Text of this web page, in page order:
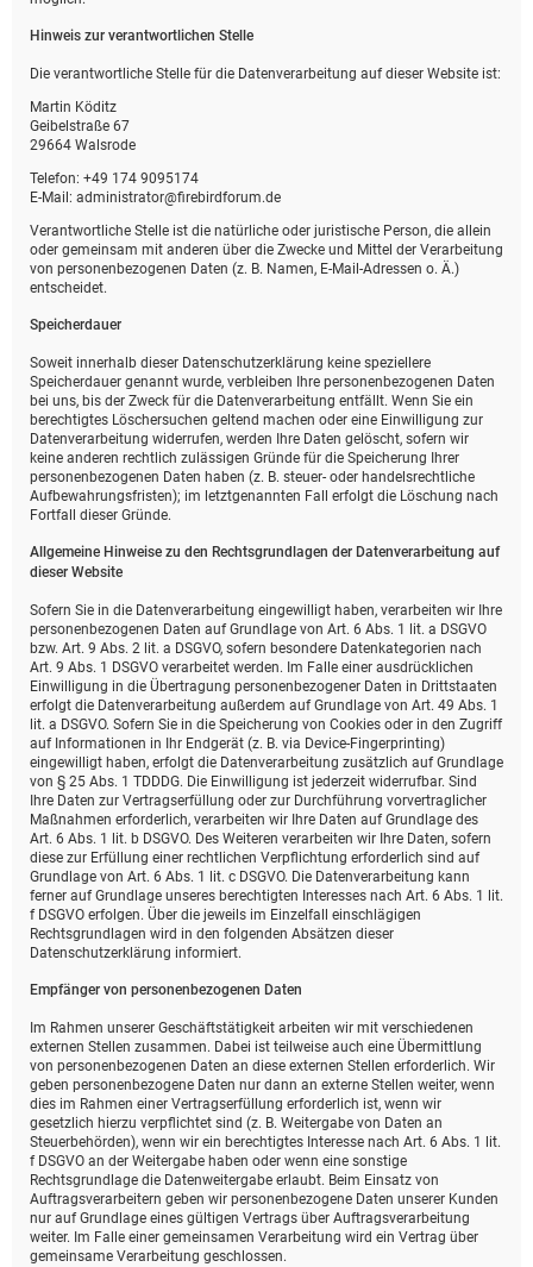
Hinweis zur verantwortlichen Stelle
Die verantwortliche Stelle für die Datenverarbeitung auf dieser Website ist:
Martin Köditz
Geibelstraße 67
29664 Walsrode
Telefon: +49 174 9095174
E-Mail: administrator@firebirdforum.de
Verantwortliche Stelle ist die natürliche oder juristische Person, die allein
oder gemeinsam mit anderen über die Zwecke und Mittel der Verarbeitung
von personenbezogenen Daten (z. B. Namen, E-Mail-Adressen o. Ä.)
entscheidet.
Speicherdauer
Soweit innerhalb dieser Datenschutzerklärung keine speziellere
Speicherdauer genannt wurde, verbleiben Ihre personenbezogenen Daten
bei uns, bis der Zweck für die Datenverarbeitung entfällt. Wenn Sie ein
berechtigtes Löschersuchen geltend machen oder eine Einwilligung zur
Datenverarbeitung widerrufen, werden Ihre Daten gelöscht, sofern wir
keine anderen rechtlich zulässigen Gründe für die Speicherung Ihrer
personenbezogenen Daten haben (z. B. steuer- oder handelsrechtliche
Aufbewahrungsfristen); im letztgenannten Fall erfolgt die Löschung nach
Fortfall dieser Gründe.
Allgemeine Hinweise zu den Rechtsgrundlagen der Datenverarbeitung auf
dieser Website
Sofern Sie in die Datenverarbeitung eingewilligt haben, verarbeiten wir Ihre
personenbezogenen Daten auf Grundlage von Art. 6 Abs. 1 lit. a DSGVO
bzw. Art. 9 Abs. 2 lit. a DSGVO, sofern besondere Datenkategorien nach
Art. 9 Abs. 1 DSGVO verarbeitet werden. Im Falle einer ausdrücklichen
Einwilligung in die Übertragung personenbezogener Daten in Drittstaaten
erfolgt die Datenverarbeitung außerdem auf Grundlage von Art. 49 Abs. 1
lit. a DSGVO. Sofern Sie in die Speicherung von Cookies oder in den Zugriff
auf Informationen in Ihr Endgerät (z. B. via Device-Fingerprinting)
eingewilligt haben, erfolgt die Datenverarbeitung zusätzlich auf Grundlage
von § 25 Abs. 1 TDDDG. Die Einwilligung ist jederzeit widerrufbar. Sind
Ihre Daten zur Vertragserfüllung oder zur Durchführung vorvertraglicher
Maßnahmen erforderlich, verarbeiten wir Ihre Daten auf Grundlage des
Art. 6 Abs. 1 lit. b DSGVO. Des Weiteren verarbeiten wir Ihre Daten, sofern
diese zur Erfüllung einer rechtlichen Verpflichtung erforderlich sind auf
Grundlage von Art. 6 Abs. 1 lit. c DSGVO. Die Datenverarbeitung kann
ferner auf Grundlage unseres berechtigten Interesses nach Art. 6 Abs. 1 lit.
f DSGVO erfolgen. Über die jeweils im Einzelfall einschlägigen
Rechtsgrundlagen wird in den folgenden Absätzen dieser
Datenschutzerklärung informiert.
Empfänger von personenbezogenen Daten
Im Rahmen unserer Geschäftstätigkeit arbeiten wir mit verschiedenen
externen Stellen zusammen. Dabei ist teilweise auch eine Übermittlung
von personenbezogenen Daten an diese externen Stellen erforderlich. Wir
geben personenbezogene Daten nur dann an externe Stellen weiter, wenn
dies im Rahmen einer Vertragserfüllung erforderlich ist, wenn wir
gesetzlich hierzu verpflichtet sind (z. B. Weitergabe von Daten an
Steuerbehörden), wenn wir ein berechtigtes Interesse nach Art. 6 Abs. 1 lit.
f DSGVO an der Weitergabe haben oder wenn eine sonstige
Rechtsgrundlage die Datenweitergabe erlaubt. Beim Einsatz von
Auftragsverarbeitern geben wir personenbezogene Daten unserer Kunden
nur auf Grundlage eines gültigen Vertrags über Auftragsverarbeitung
weiter. Im Falle einer gemeinsamen Verarbeitung wird ein Vertrag über
gemeinsame Verarbeitung geschlossen.